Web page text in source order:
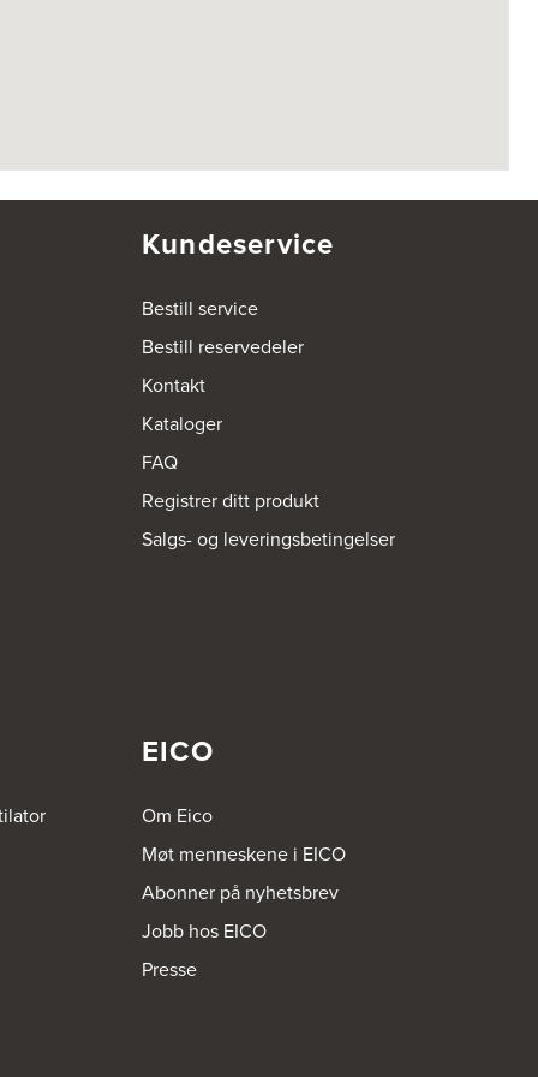
Kundeservice
Bestill service
Bestill reservedeler
Kontakt
Kataloger
FAQ
Registrer ditt produkt
Salgs- og leveringsbetingelser
EICO
Om Eico
Møt menneskene i EICO
Abonner på nyhetsbrev
Jobb hos EICO
Presse